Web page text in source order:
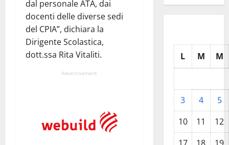
dal personale ATA, dai
docenti delle diverse sedi
del CPIA”, dichiara la
Dirigente Scolastica,
dott.ssa Rita Vitaliti.
Advertisement
L M M
3 4
5
10
11
12